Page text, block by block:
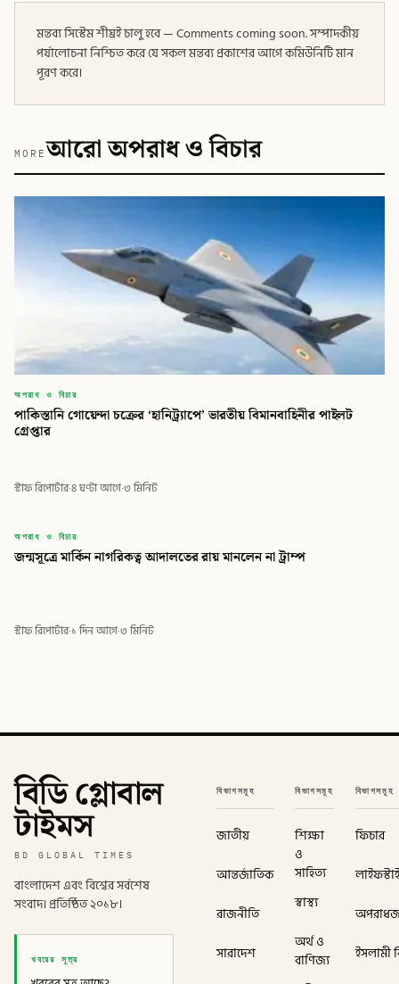
মন্তব্য সিস্টেম শীঘ্রই চালু হবে — Comments coming soon. সম্পাদকীয়
পর্যালোচনা নিশ্চিত করে যে সকল মন্তব্য প্রকাশের আগে কমিউনিটি মান
পূরণ করে।
MOREআরো অপরাধ ও বিচার
অপরাধ ও বিচার
পাকিস্তানি গোয়েন্দা চক্রের ‘হানিট্র্যাপে’ ভারতীয় বিমানবাহিনীর পাইলট
গ্রেপ্তার
স্টাফ রিপোর্টার·৪ ঘণ্টা আগে·৩ মিনিট
বিডি
বিডি গ্লোবাল টাইমস
অপরাধ ও বিচার
জন্মসূত্রে মার্কিন নাগরিকত্ব আদালতের রায় মানলেন না ট্রাম্প
স্টাফ রিপোর্টার·১ দিন আগে·৩ মিনিট
বিডি গ্লোবাল
টাইমস
BD GLOBAL TIMES
বাংলাদেশ এবং বিশ্বের সর্বশেষ
সংবাদ। প্রতিষ্ঠিত ২০১৮।
খবরের সূত্র
বিভাগসমূহ
জাতীয়
আন্তর্জাতিক
রাজনীতি
সারাদেশ
বিভাগসমূহ
শিক্ষা
ও
সাহিত্য
স্বাস্থ্য
অর্থ ও
বাণিজ্য
বিভাগসমূহ
ফিচার
ইসলামী